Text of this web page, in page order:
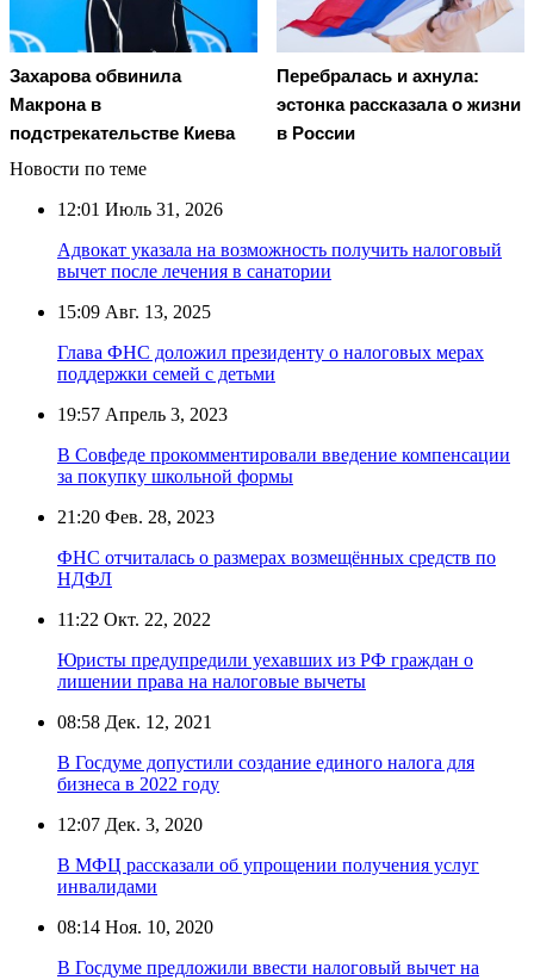
Захарова обвинила
Макрона в
подстрекательстве Киева
Перебралась и ахнула:
эстонка рассказала о жизни
в России
Новости по теме
12:01 Июль 31, 2026
Адвокат указала на возможность получить налоговый
вычет после лечения в санатории
15:09 Авг. 13, 2025
Глава ФНС доложил президенту о налоговых мерах
поддержки семей с детьми
19:57 Апрель 3, 2023
В Совфеде прокомментировали введение компенсации
за покупку школьной формы
21:20 Фев. 28, 2023
ФНС отчиталась о размерах возмещённых средств по
НДФЛ
11:22 Окт. 22, 2022
Юристы предупредили уехавших из РФ граждан о
лишении права на налоговые вычеты
08:58 Дек. 12, 2021
В Госдуме допустили создание единого налога для
бизнеса в 2022 году
12:07 Дек. 3, 2020
В МФЦ рассказали об упрощении получения услуг
инвалидами
08:14 Ноя. 10, 2020
В Госдуме предложили ввести налоговый вычет на